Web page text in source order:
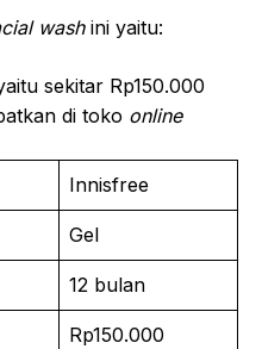
washini yaitu:
sekitar Rp150.000
di toko online
Innisfree
Gel
12 bulan
Rp150.000